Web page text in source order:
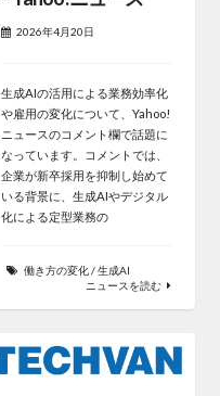
2026年4月20日
生成AIの活用による業務効率化
や雇用の変化について、Yahoo!
ニュースのコメント欄で話題に
なっています。コメントでは、
企業が新卒採用を抑制し始めて
いる背景に、生成AIやデジタル
化による定型業務の
働き方の変化/生成AI
ニュースを読む